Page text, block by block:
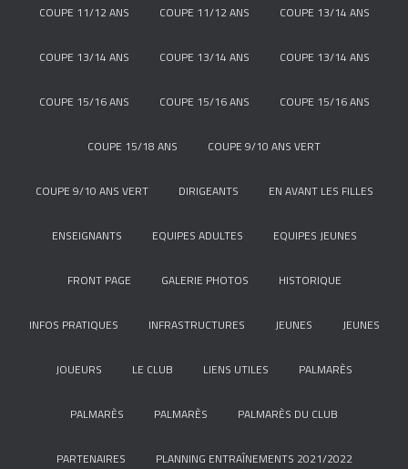
COUPE 11/12 ANS COUPE 11/12 ANS COUPE 13/14 ANS
COUPE 13/14 ANS COUPE 13/14 ANS COUPE 13/14 ANS
COUPE 15/16 ANS COUPE 15/16 ANS COUPE 15/16 ANS
COUPE 15/18 ANS COUPE 9/10 ANS VERT
COUPE 9/10 ANS VERT DIRIGEANTS EN AVANT LES FILLES
ENSEIGNANTS EQUIPES ADULTES EQUIPES JEUNES
FRONT PAGE GALERIE PHOTOS HISTORIQUE
INFOS PRATIQUES INFRASTRUCTURES JEUNES JEUNES
JOUEURS LE CLUB LIENS UTILES PALMARÈS
PALMARÈS PALMARÈS PALMARÈS DU CLUB
PARTENAIRES PLANNING ENTRAÎNEMENTS 2021/2022